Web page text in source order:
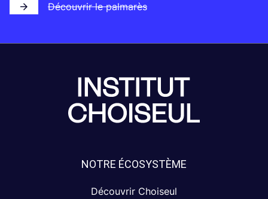
Découvrir le palmarès
NOTRE ÉCOSYSTÈME
Découvrir Choiseul